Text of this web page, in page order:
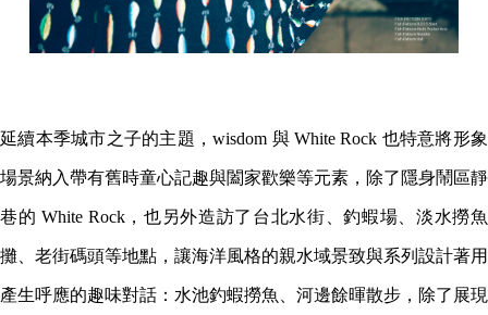
延續本季城市之子的主題，wisdom 與 White Rock 也特意將形象
場景納入帶有舊時童心記趣與闔家歡樂等元素，除了隱身鬧區靜
巷的 White Rock，也另外造訪了台北水街、釣蝦場、淡水撈魚
攤、老街碼頭等地點，讓海洋風格的親水域景致與系列設計著用
產生呼應的趣味對話：水池釣蝦撈魚、河邊餘暉散步，除了展現